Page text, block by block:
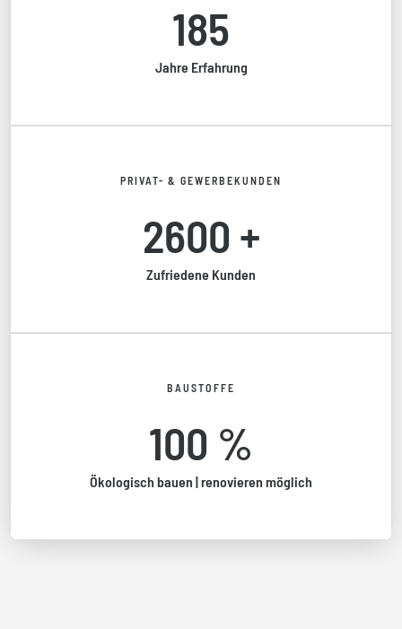
185
Jahre Erfahrung
PRIVAT- & GEWERBEKUNDEN
2600 +
Zufriedene Kunden
BAUSTOFFE
100 %
Ökologisch bauen | renovieren möglich